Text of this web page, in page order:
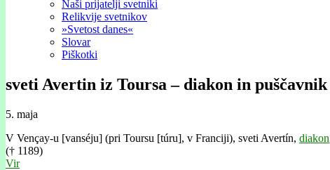
Naši prijatelji svetniki
Relikvije svetnikov
»Svetost danes«
Slovar
Piškotki
sveti Avertin iz Toursa – diakon in puščavnik
5. maja
V Vençay-u [vanséju] (pri Toursu [túru], v Franciji), sveti Avertín, diakon
(† 1189)
Vir